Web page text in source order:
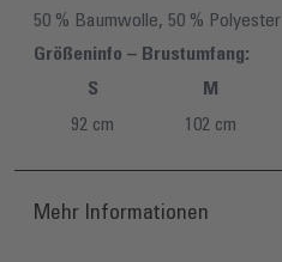
50 % Baumwolle, 50 % Polyester
Größeninfo – Brustumfang:
S
M
92 cm
102 cm
Mehr Informationen